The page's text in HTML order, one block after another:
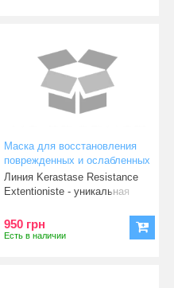
Маска для восстановления
поврежденных и ослабленных
волос, 200 мл Kerastase
Resistance masque
Линия Kerastase Resistance
Extentioniste - уникальная
950 грн
Есть в наличии